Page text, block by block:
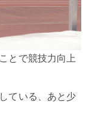
とで競技力向上
ている、あと少